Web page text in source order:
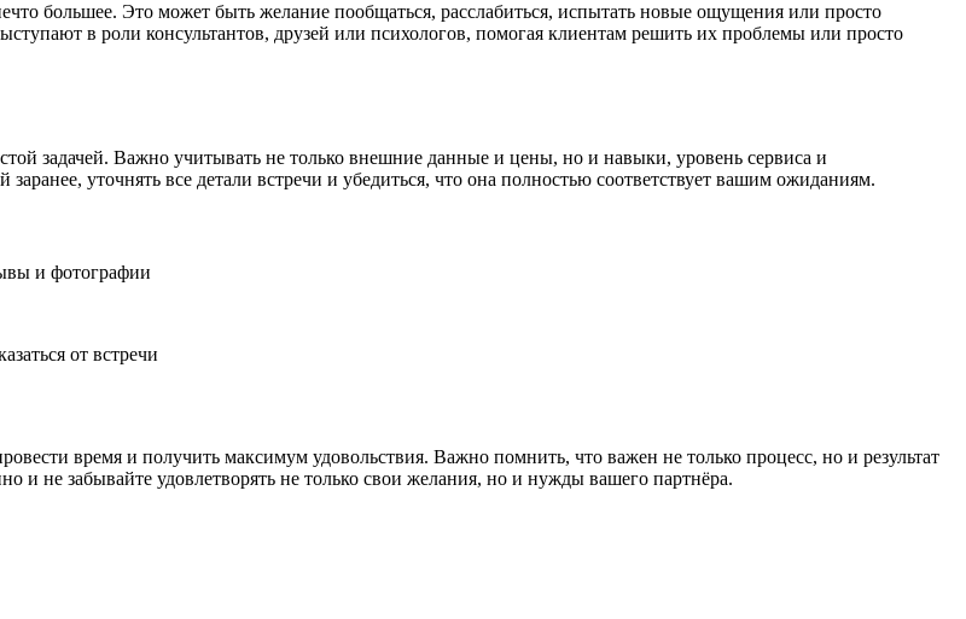
большее. Это может быть желание пообщаться, расслабиться, испытать новые ощущения или просто
в роли консультантов, друзей или психологов, помогая клиентам решить их проблемы или просто
задачей. Важно учитывать не только внешние данные и цены, но и навыки, уровень сервиса и
уточнять все детали встречи и убедиться, что она полностью соответствует вашим ожиданиям.
и фотографии
от встречи
время и получить максимум удовольствия. Важно помнить, что важен не только процесс, но и результат
и не забывайте удовлетворять не только свои желания, но и нужды вашего партнёра.